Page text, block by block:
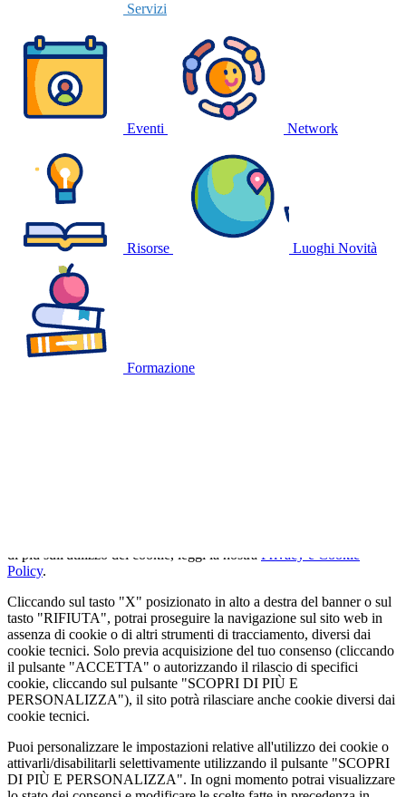
Servizi
Eventi Network
Risorse Luoghi Novità
Formazione
di più sull'utilizzo dei cookie, leggi la nostra Privacy e Cookie
Policy.
Cliccando sul tasto "X" posizionato in alto a destra del banner o sul
tasto "RIFIUTA", potrai proseguire la navigazione sul sito web in
assenza di cookie o di altri strumenti di tracciamento, diversi dai
cookie tecnici. Solo previa acquisizione del tuo consenso (cliccando
il pulsante "ACCETTA" o autorizzando il rilascio di specifici
cookie, cliccando sul pulsante "SCOPRI DI PIÙ E
PERSONALIZZA"), il sito potrà rilasciare anche cookie diversi dai
cookie tecnici.
Puoi personalizzare le impostazioni relative all'utilizzo dei cookie o
attivarli/disabilitarli selettivamente utilizzando il pulsante "SCOPRI
DI PIÙ E PERSONALIZZA". In ogni momento potrai visualizzare